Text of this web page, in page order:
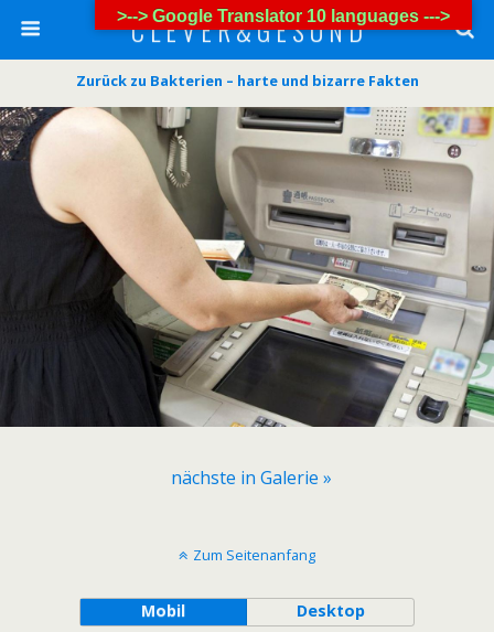
C L E V E R & G E S U N D
Zurück zu Bakterien – harte und bizarre Fakten
nächste in Galerie »
Zum Seitenanfang
Mobil Desktop
>--> Google Translator 10 languages --->